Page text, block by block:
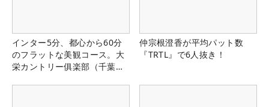
インター5分、都心から60分
のフラットな美観コース。大
栄カントリー俱楽部（千葉
仲宗根澄香が平均パット数
『TRTL』で6人抜き！